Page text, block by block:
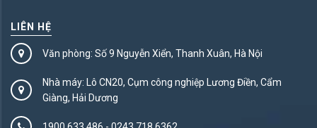
LIÊN HỆ
Văn phòng: Số 9 Nguyễn Xiển, Thanh Xuân, Hà Nội
Nhà máy: Lô CN20, Cụm công nghiệp Lương Điền, Cẩm
Giàng, Hải Dương